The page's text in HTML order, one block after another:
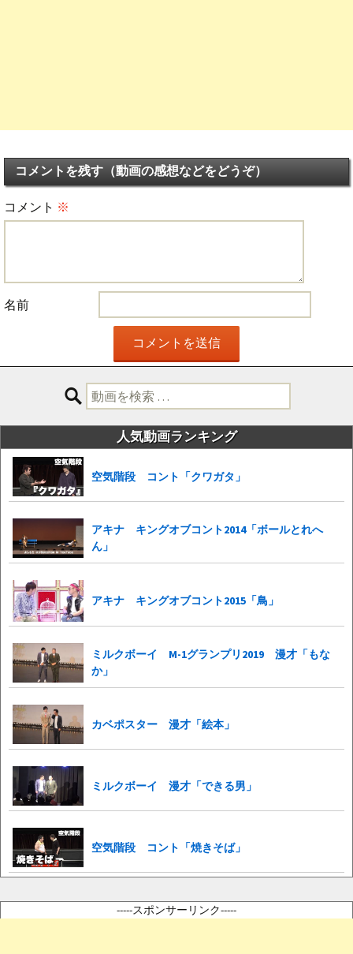
コメントを残す（動画の感想などをどうぞ）
コメント ※
名前
検
索:
人気動画ランキング
空気階段 コント「クワガタ」
アキナ キングオブコント2014「ボールとれへ
ん」
アキナ キングオブコント2015「鳥」
ミルクボーイ M-1グランプリ2019 漫才「もな
か」
カベポスター 漫才「絵本」
ミルクボーイ 漫才「できる男」
空気階段 コント「焼きそば」
-----スポンサーリンク-----